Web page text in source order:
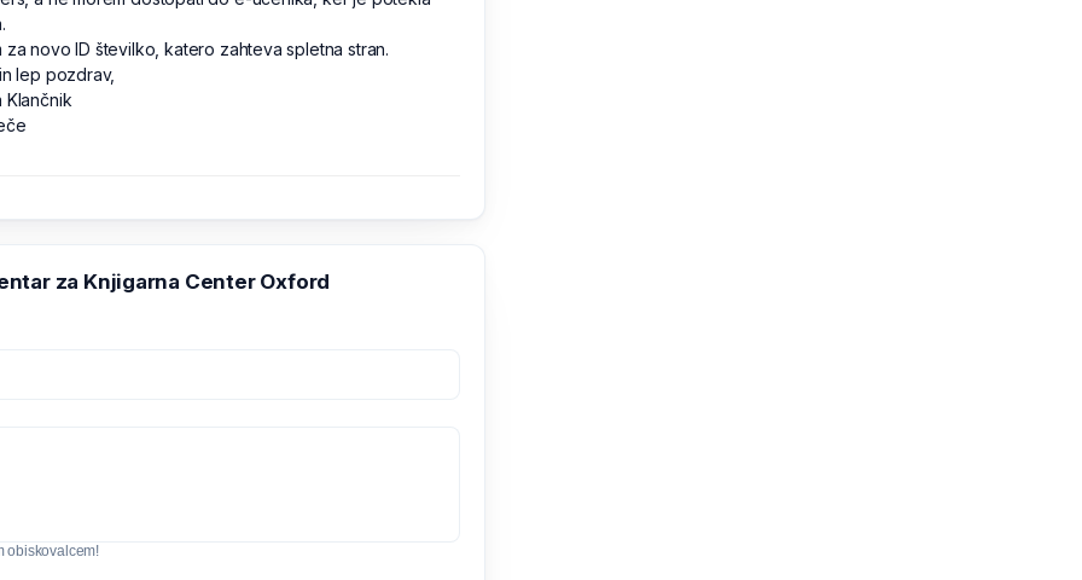
za novo ID številko, katero zahteva spletna stran.
lep pozdrav,
Klančnik
za Knjigarna Center Oxford
obiskovalcem!